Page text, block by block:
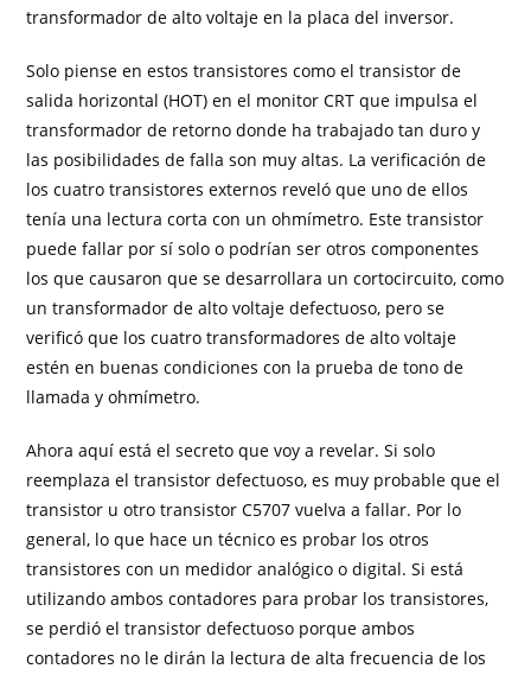
transformador de alto voltaje en la placa del inversor.
Solo piense en estos transistores como el transistor de
salida horizontal (HOT) en el monitor CRT que impulsa el
transformador de retorno donde ha trabajado tan duro y
las posibilidades de falla son muy altas. La verificación de
los cuatro transistores externos reveló que uno de ellos
tenía una lectura corta con un ohmímetro. Este transistor
puede fallar por sí solo o podrían ser otros componentes
los que causaron que se desarrollara un cortocircuito, como
un transformador de alto voltaje defectuoso, pero se
verificó que los cuatro transformadores de alto voltaje
estén en buenas condiciones con la prueba de tono de
llamada y ohmímetro.
Ahora aquí está el secreto que voy a revelar. Si solo
reemplaza el transistor defectuoso, es muy probable que el
transistor u otro transistor C5707 vuelva a fallar. Por lo
general, lo que hace un técnico es probar los otros
transistores con un medidor analógico o digital. Si está
utilizando ambos contadores para probar los transistores,
se perdió el transistor defectuoso porque ambos
contadores no le dirán la lectura de alta frecuencia de los